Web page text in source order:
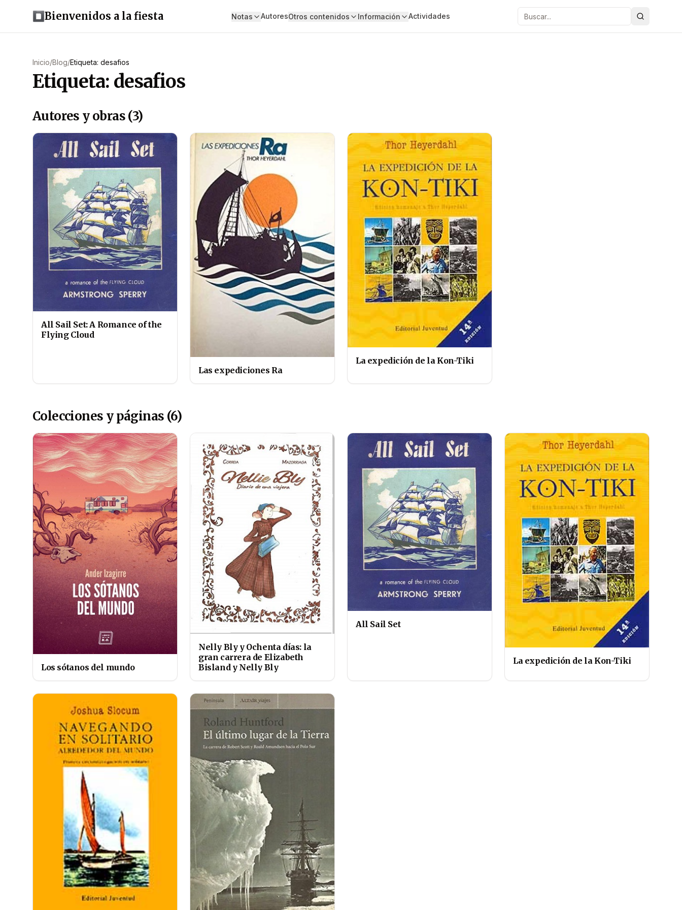
Bienvenidos a la fiesta Notas AutoresOtros contenidos Información Actividades Buscar
Inicio/Blog/Etiqueta: desafios
Etiqueta: desafios
Autores y obras (3)
All Sail Set: A Romance of the
Flying Cloud
Las expediciones Ra
La expedición de la Kon-Tiki
Colecciones y páginas (6)
Los sótanos del mundo
Nelly Bly y Ochenta días: la
gran carrera de Elizabeth
Bisland y Nelly Bly
All Sail Set
La expedición de la Kon-Tiki